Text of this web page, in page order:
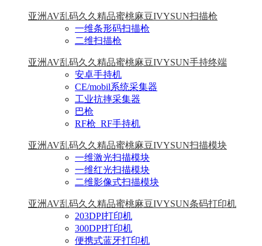
亚洲AV乱码久久精品蜜桃麻豆IVYSUN扫描枪
一维条形码扫描枪
二维扫描枪
亚洲AV乱码久久精品蜜桃麻豆IVYSUN手持终端
安卓手持机
CE/mobil系统采集器
工业抗摔采集器
巴枪
RF枪_RF手持机
亚洲AV乱码久久精品蜜桃麻豆IVYSUN扫描模块
一维激光扫描模块
一维红光扫描模块
二维影像式扫描模块
亚洲AV乱码久久精品蜜桃麻豆IVYSUN条码打印机
203DPI打印机
300DPI打印机
便携式蓝牙打印机